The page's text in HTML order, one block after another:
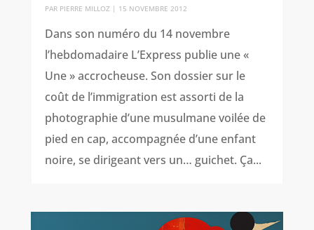
PAR PIERRE MILLOZ | 15 NOVEMBRE 2012
Dans son numéro du 14 novembre
l’hebdomadaire L’Express publie une «
Une » accrocheuse. Son dossier sur le
coût de l’immigration est assorti de la
photographie d’une musulmane voilée de
pied en cap, accompagnée d’une enfant
noire, se dirigeant vers un… guichet. Ça...